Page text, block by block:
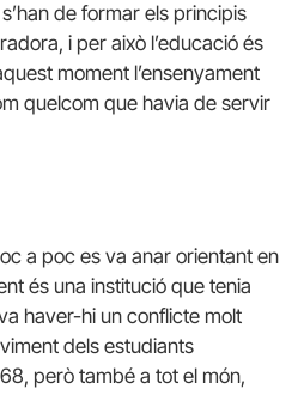
de formar els principis
i per això l’educació és
moment l’ensenyament
quelcom que havia de servir
a poc es va anar orientant en
és una institució que tenia
haver-hi un conflicte molt
dels estudiants
però també a tot el món,